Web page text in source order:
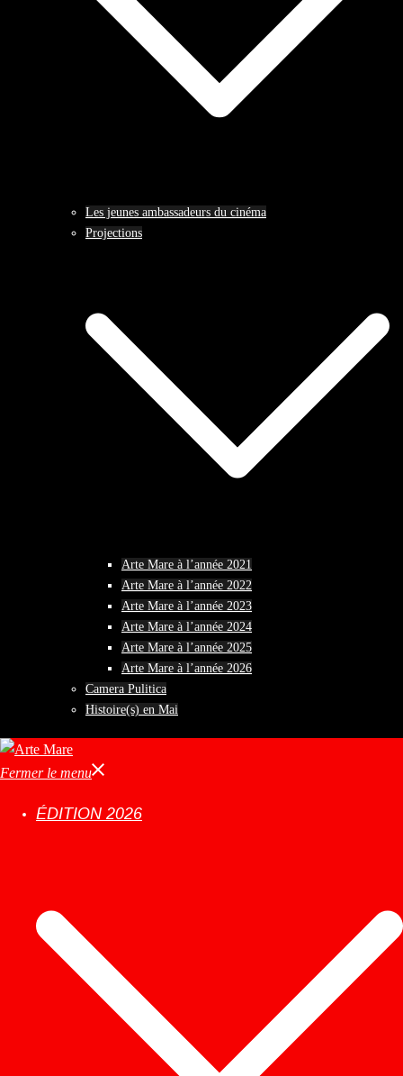
Les jeunes ambassadeurs du cinéma
Projections
Arte Mare à l’année 2021
Arte Mare à l’année 2022
Arte Mare à l’année 2023
Arte Mare à l’année 2024
Arte Mare à l’année 2025
Arte Mare à l’année 2026
Camera Pulitica
Histoire(s) en Mai
Fermer le menu
ÉDITION 2026